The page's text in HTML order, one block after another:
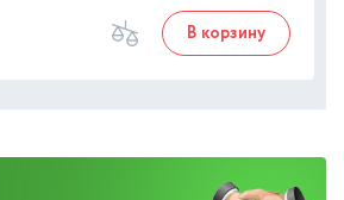
В корзину